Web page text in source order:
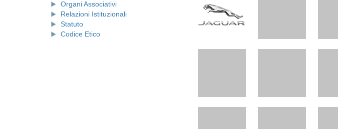
Organi Associativi
Relazioni Istituzionali
Statuto
Codice Etico